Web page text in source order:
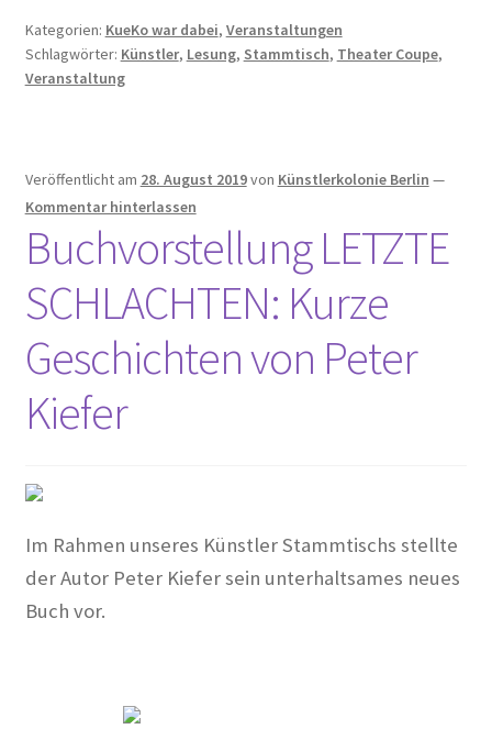
Damals war’s……Sanary-Sur-Mer
Damals war’s…Truppe 1931
Der Südwestkorso
Erich Mühsam
Erik Ode
Ernst Busch
Ewald Wenck
Klaus Schütz
Kurt Raeck
Paula Thiede. Von einer, die auszog, eine Gewerkschaft
Kategorien: KueKo war dabei, Veranstaltungen
Schlagwörter: Künstler, Lesung, Stammtisch, Theater Coupe,
Veranstaltung
Veröffentlicht am 28. August 2019von Künstlerkolonie Berlin —
Kommentar hinterlassen
Buchvorstellung LETZTE
SCHLACHTEN: Kurze
Geschichten von Peter
Kiefer
Im Rahmen unseres Künstler Stammtischs stellte
der Autor Peter Kiefer sein unterhaltsames neues
Buch vor.